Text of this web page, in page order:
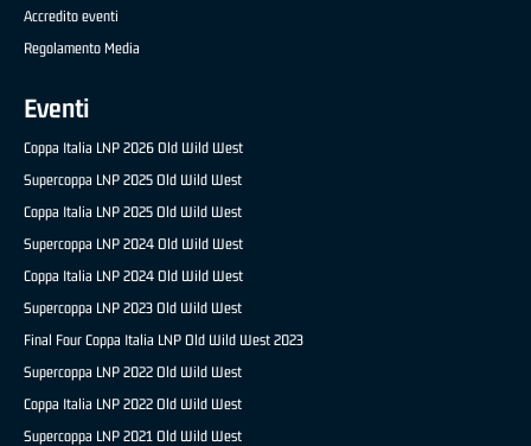
Accredito eventi
Regolamento Media
Eventi
Coppa Italia LNP 2026 Old Wild West
Supercoppa LNP 2025 Old Wild West
Coppa Italia LNP 2025 Old Wild West
Supercoppa LNP 2024 Old Wild West
Coppa Italia LNP 2024 Old Wild West
Supercoppa LNP 2023 Old Wild West
Final Four Coppa Italia LNP Old Wild West 2023
Supercoppa LNP 2022 Old Wild West
Coppa Italia LNP 2022 Old Wild West
Supercoppa LNP 2021 Old Wild West